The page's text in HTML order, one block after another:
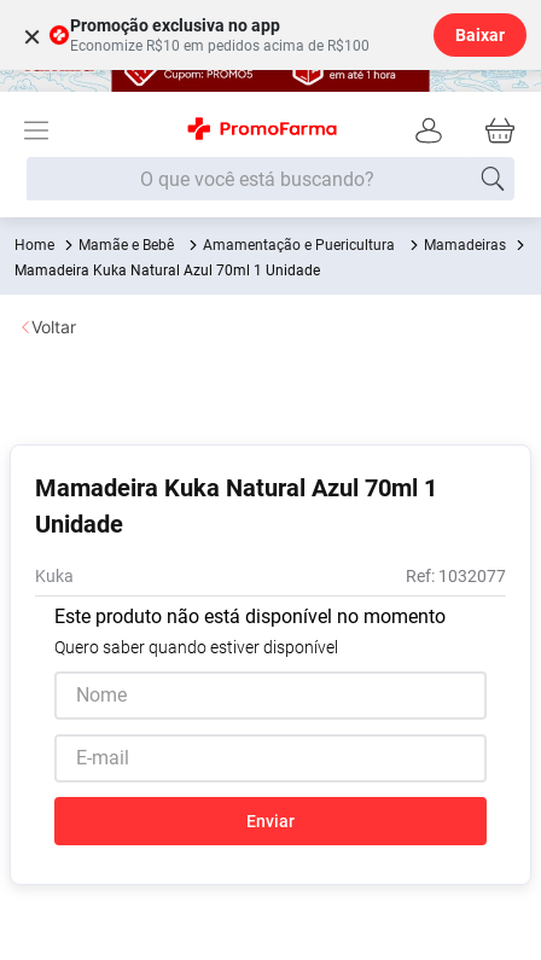
× Promoção exclusiva no app
Economize R$10 em pedidos acima de R$100
Baixar
O que você está buscando?
Mamãe e Bebê Amamentação e Puericultura
Mamadeiras
Mamadeira Kuka Natural Azul 70ml 1 Unidade
Mamadeira Kuka Natural Azul 70ml 1
Unidade
Kuka : 1032077
Este produto não está disponível no momento
Quero saber quando estiver disponível
Enviar
Voltar
Termos mais buscados
1º Fralda
2
6º Shampoo
7º Desodorante
9º Lavitan
10º Vitamina D